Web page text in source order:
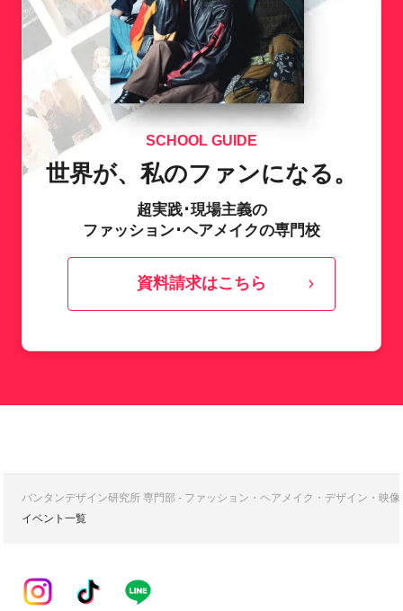
SCHOOL GUIDE
世界が、私のファンになる。
超実践･現場主義の
ファッション･ヘアメイクの専門校
資料請求はこちら
バンタンデザイン研究所 専門部 - ファッション・ヘアメイク・デザイン・映
イベント一覧